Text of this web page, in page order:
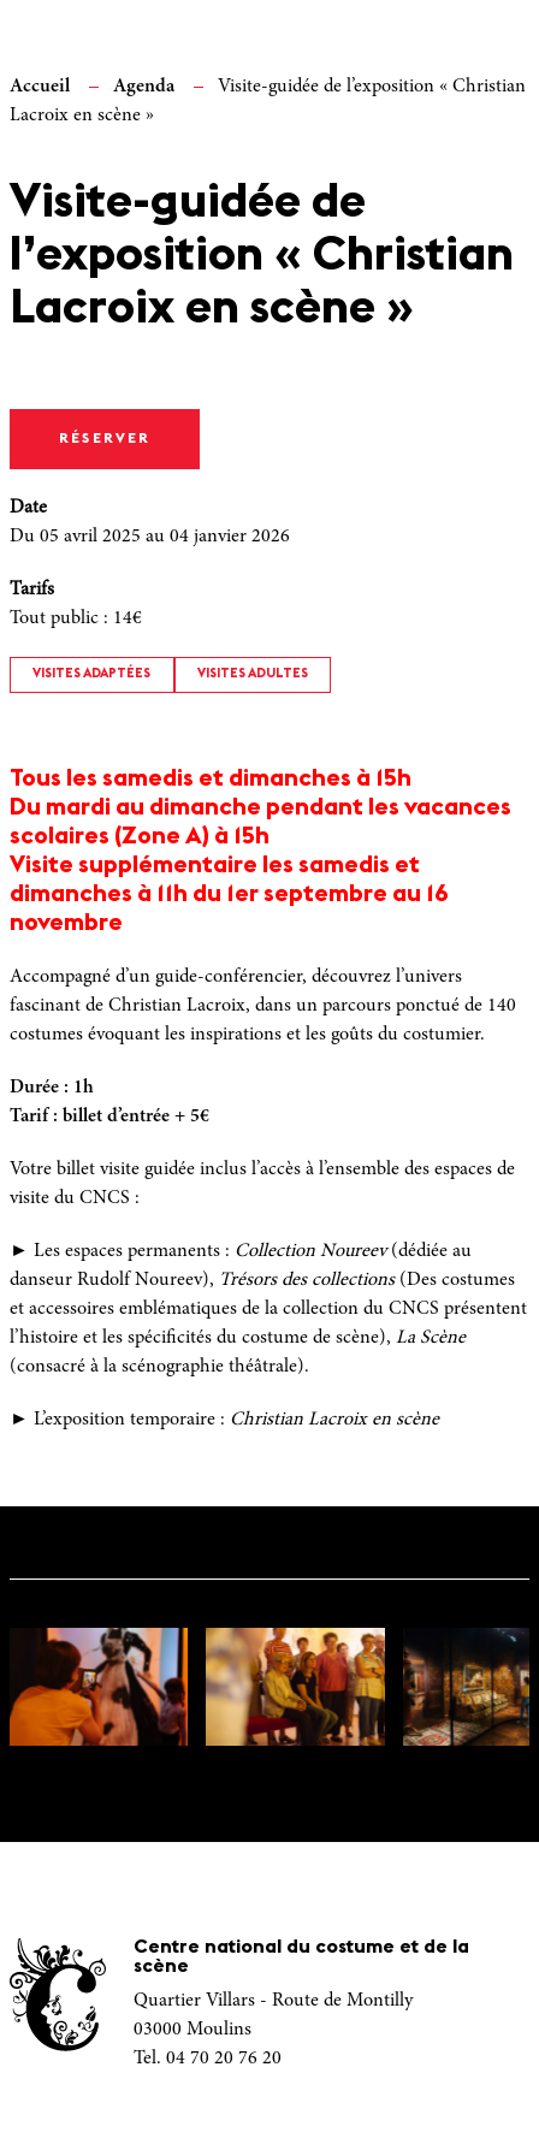
Accueil Agenda
Visite-guidée de l’exposition « Christian
Lacroix en scène »
Visite-guidée de
l’exposition « Christian
Lacroix en scène »
RÉSERVER
Date
Du 05 avril 2025 au 04 janvier 2026
Tarifs
Tout public : 14€
VISITES ADAPTÉES VISITES ADULTES
Tous les samedis et dimanches à 15h
Du mardi au dimanche pendant les vacances
scolaires (Zone A) à 15h
Visite supplémentaire les samedis et
dimanches à 11h du 1er septembre au 16
novembre
Accompagné d’un guide-conférencier, découvrez l’univers
fascinant de Christian Lacroix, dans un parcours ponctué de 140
costumes évoquant les inspirations et les goûts du costumier.
Durée : 1h
Tarif : billet d’entrée + 5€
Votre billet visite guidée inclus l’accès à l’ensemble des espaces de
visite du CNCS :
► Les espaces permanents : Collection Noureev(dédiée au
danseur Rudolf Noureev), Trésors des collections(Des costumes
et accessoires emblématiques de la collection du CNCS présentent
l’histoire et les spécificités du costume de scène), La Scène
(consacré à la scénographie théâtrale).
► L’exposition temporaire : Christian Lacroix en scène
Centre national du costume et de la
scène
Quartier Villars - Route de Montilly
03000 Moulins
Tel. 04 70 20 76 20